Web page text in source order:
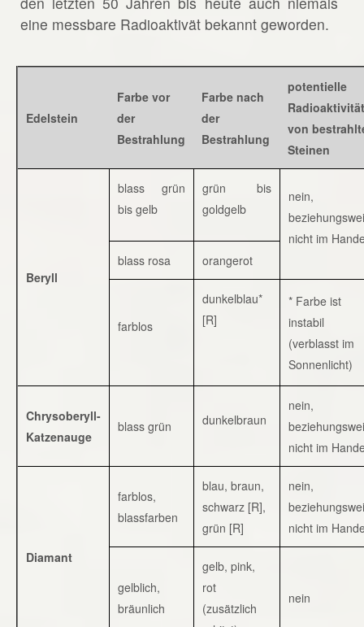
eine messbare Radioaktivät bekannt geworden.
Edelstein
Farbe vor
der
Bestrahlung
Farbe nach
der
Bestrahlung
potentielle
Radioaktivität
von
Steinen
Beryll
blass grün
bis gelb
grün bis
goldgelb
nein,
nicht im
blass rosa
orangerot
farblos
dunkelblau*
[R]
* Farbe ist
instabil
(verblasst im
Sonnenlicht)
Chrysoberyll-
Katzenauge
blass grün dunkelbraun
nein,
nicht im
Diamant
farblos,
blassfarben
blau, braun,
schwarz [R],
grün [R]
nein,
nicht im
gelblich,
bräunlich
gelb, pink,
rot
(zusätzlich
nein